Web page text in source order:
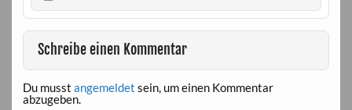
Schreibe einen Kommentar
Du musst angemeldet sein, um einen Kommentar
abzugeben.